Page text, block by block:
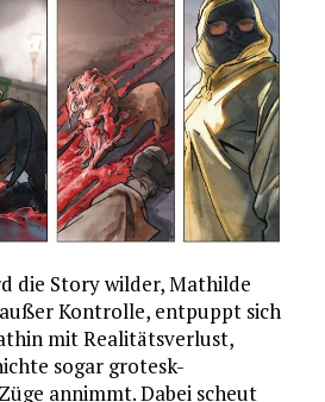
die Story wilder, Mathilde
Kontrolle, entpuppt sich
mit Realitätsverlust,
sogar grotesk-
annimmt. Dabei scheut